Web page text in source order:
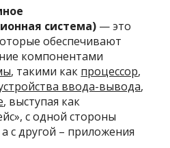
система) — это
обеспечивают
компонентами
, такими как процессор,
ввода-вывода,
, выступая как
с одной стороны
с другой – приложения